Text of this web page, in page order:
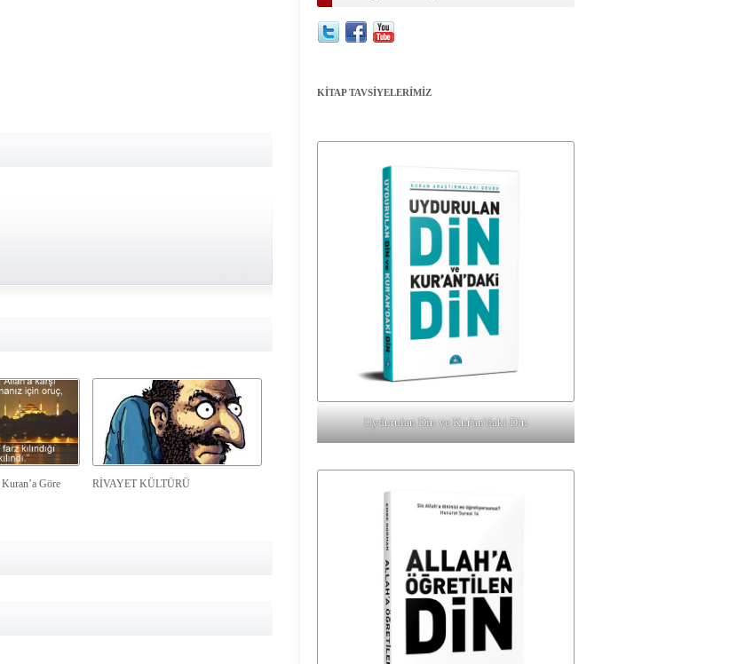
Göre
RİVAYET KÜLTÜRÜ
KİTAP TAVSİYELERİMİZ
Uydurulan Din ve Kur'an'daki Din